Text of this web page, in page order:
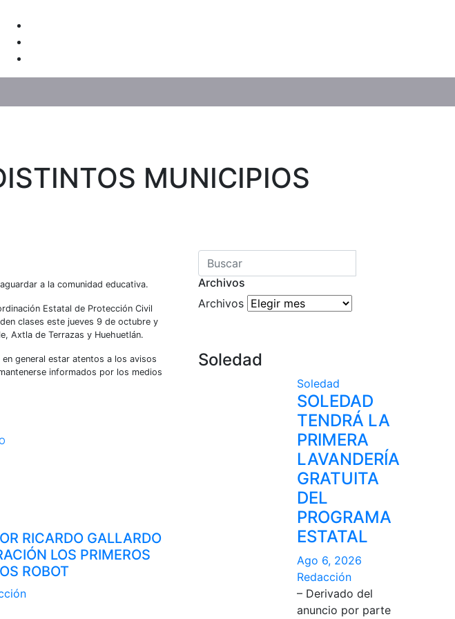
MUNICIPIOS
a la comunidad educativa.
Estatal de Protección Civil
clases este jueves 9 de octubre y
Axtla de Terrazas y Huehuetlán.
general estar atentos a los avisos
informados por los medios
RICARDO GALLARDO
LOS PRIMEROS
ROBOT
Archivos
Archivos
Soledad
Soledad
SOLEDAD
TENDRÁ LA
PRIMERA
LAVANDERÍA
GRATUITA
DEL
PROGRAMA
ESTATAL
Ago 6, 2026
Redacción
– Derivado del
anuncio por parte